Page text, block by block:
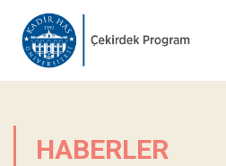
HABERLER